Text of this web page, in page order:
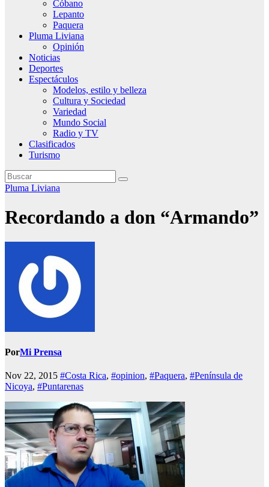
Cóbano
Lepanto
Paquera
Pluma Liviana
Opinión
Noticias
Deportes
Espectáculos
Modelos, estilo y belleza
Cultura y Sociedad
Variedad
Mundo Social
Radio y TV
Clasificados
Turismo
Pluma Liviana
Recordando a don “Armando”
PorMi Prensa
Nov 22, 2015 #Costa Rica, #opinion, #Paquera, #Península de
Nicoya, #Puntarenas